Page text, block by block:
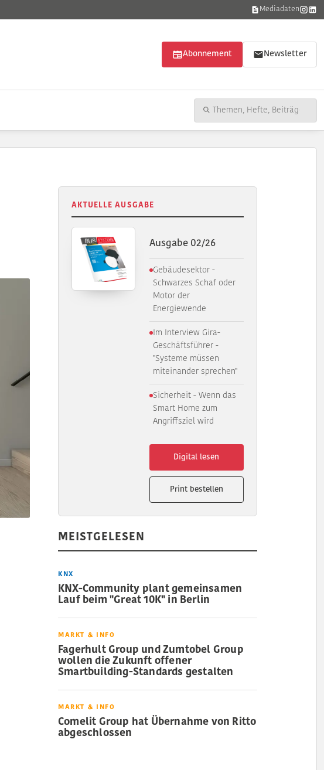
Mediadaten
Abonnement Newsletter
AKTUELLE AUSGABE
Ausgabe 02/26
Gebäudesektor -
Schwarzes Schaf oder
Motor der
Energiewende
Im Interview Gira-
Geschäftsführer -
"Systeme müssen
miteinander sprechen"
Sicherheit - Wenn das
Smart Home zum
Angriffsziel wird
Digital lesen
Print bestellen
MEISTGELESEN
KNX
KNX-Community plant gemeinsamen
Lauf beim "Great 10K" in Berlin
MARKT & INFO
Fagerhult Group und Zumtobel Group
wollen die Zukunft offener
Smartbuilding-Standards gestalten
MARKT & INFO
Comelit Group hat Übernahme von Ritto
abgeschlossen